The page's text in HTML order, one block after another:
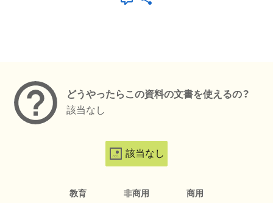
どうやったらこの資料の文書を使えるの？
該当なし
該当なし
教育 非商用 商用